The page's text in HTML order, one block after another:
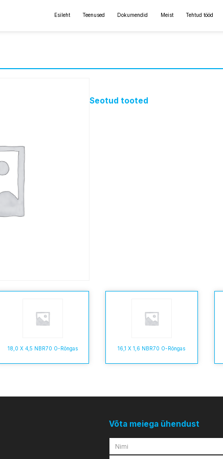
Esileht Teenused Dokumendid Meist Tehtud tööd
Seotud tooted
18,0 X 4,5 NBR70 O-Rõngas 16,1 X 1,6 NBR70 O-Rõngas
Võta meiega ühendust